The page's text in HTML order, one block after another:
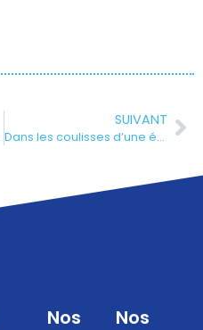
SUIVANT
Dans les coulisses d’une école d’optique : entre pratique, précision et passion
Nos
Nos